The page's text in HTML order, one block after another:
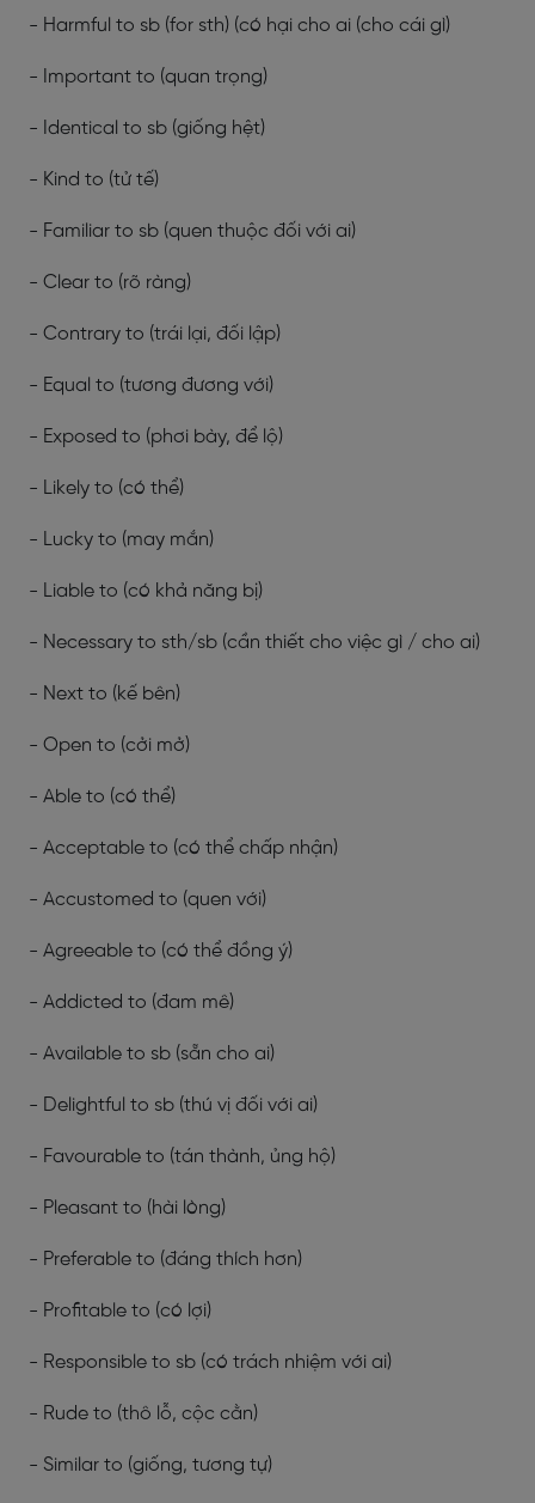
- Harmful to sb (for sth) (có hại cho ai (cho cái gì)
- Important to (quan trọng)
- Identical to sb (giống hệt)
- Kind to (tử tế)
- Familiar to sb (quen thuộc đối với ai)
- Clear to (rõ ràng)
- Contrary to (trái lại, đối lập)
- Equal to (tương đương với)
- Exposed to (phơi bày, để lộ)
- Likely to (có thể)
- Lucky to (may mắn)
- Liable to (có khả năng bị)
- Necessary to sth/sb (cần thiết cho việc gì / cho ai)
- Next to (kế bên)
- Open to (cởi mở)
- Able to (có thể)
- Acceptable to (có thể chấp nhận)
- Accustomed to (quen với)
- Agreeable to (có thể đồng ý)
- Addicted to (đam mê)
- Available to sb (sẵn cho ai)
- Delightful to sb (thú vị đối với ai)
- Favourable to (tán thành, ủng hộ)
- Pleasant to (hài lòng)
- Preferable to (đáng thích hơn)
- Profitable to (có lợi)
- Responsible to sb (có trách nhiệm với ai)
- Rude to (thô lỗ, cộc cằn)
- Similar to (giống, tương tự)